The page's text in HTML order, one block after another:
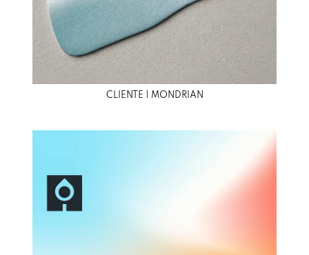
CLIENTE | MONDRIAN